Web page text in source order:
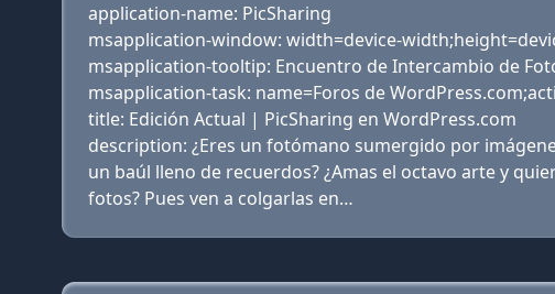
application-name: PicSharing
msapplication-window: width=device-
msapplication-tooltip: Encuentro de Intercambio de
msapplication-task: name=Foros de
title: Edición Actual | PicSharing en WordPress.com
description: ¿Eres un fotómano sumergido por
un baúl lleno de recuerdos? ¿Amas el octavo arte y
fotos? Pues ven a colgarlas en…